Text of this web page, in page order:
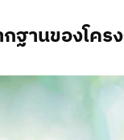
ฐานของโคร